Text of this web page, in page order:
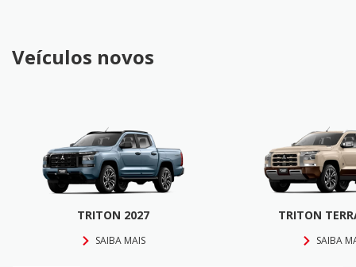
Veículos novos
TRITON 2027
SAIBA MAIS
TRITON
SAIBA